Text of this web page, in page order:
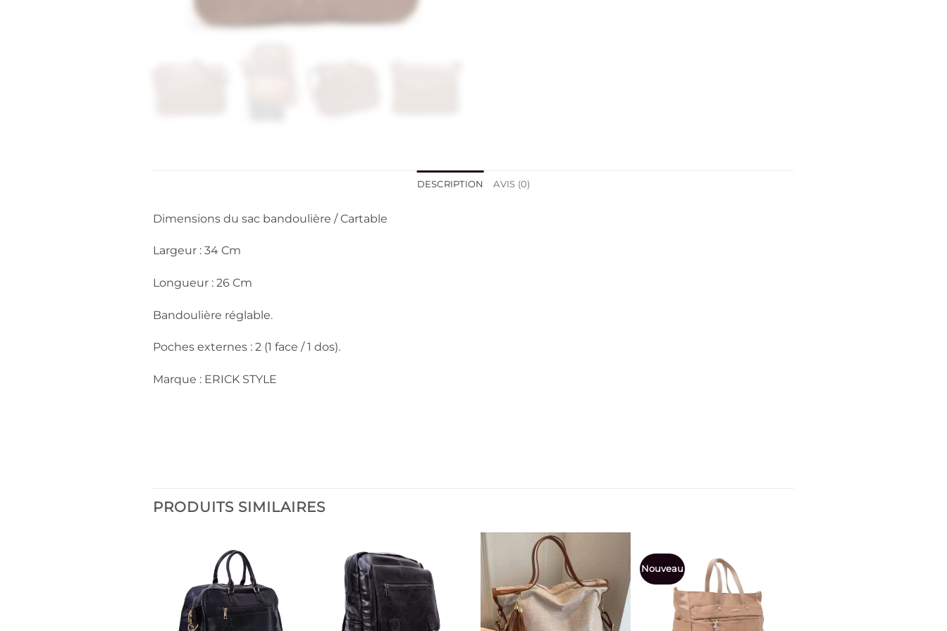
DESCRIPTION AVIS (0)
Dimensions du sac bandoulière / Cartable
Largeur : 34 Cm
Longueur : 26 Cm
Bandoulière réglable.
Poches externes : 2 (1 face / 1 dos).
Marque : ERICK STYLE
PRODUITS SIMILAIRES
Nouveau